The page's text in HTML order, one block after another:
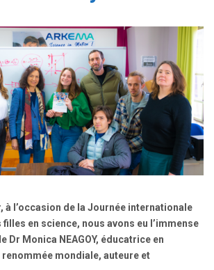
à l’occasion de la Journée internationale
en science, nous avons eu l’immense
Dr Monica NEAGOY, éducatrice en
mondiale, auteure et